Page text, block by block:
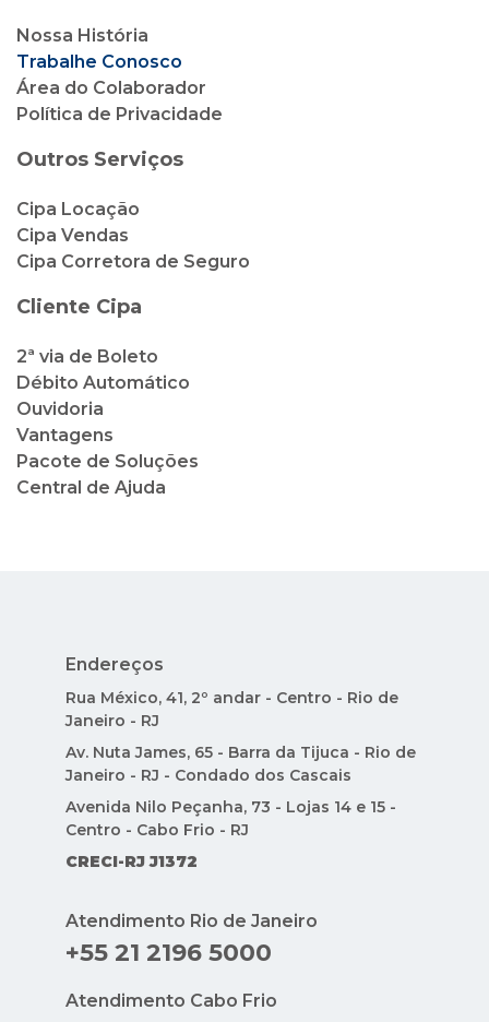
Nossa História
Trabalhe Conosco
Área do Colaborador
Política de Privacidade
Outros Serviços
Cipa Locação
Cipa Vendas
Cipa Corretora de Seguro
Cliente Cipa
2ª via de Boleto
Débito Automático
Ouvidoria
Vantagens
Pacote de Soluções
Central de Ajuda
Endereços
Rua México, 41, 2º andar - Centro - Rio de
Janeiro - RJ
Av. Nuta James, 65 - Barra da Tijuca - Rio de
Janeiro - RJ - Condado dos Cascais
Avenida Nilo Peçanha, 73 - Lojas 14 e 15 -
Centro - Cabo Frio - RJ
CRECI-RJ J1372
Atendimento Rio de Janeiro
+55 21 2196 5000
Atendimento Cabo Frio